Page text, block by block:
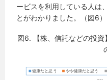
ービスを利用している人は
とがわかりました。（図6）
図6. 【株、信託などの投